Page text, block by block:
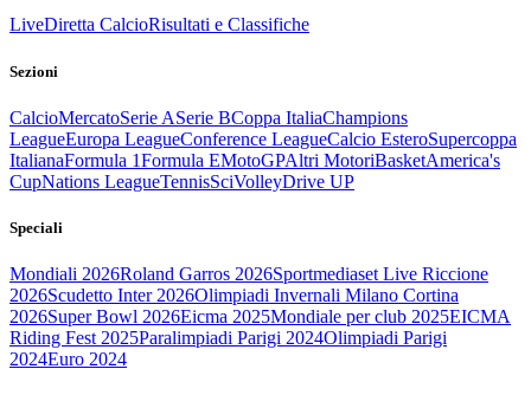
LiveDiretta CalcioRisultati e Classifiche
Sezioni
CalcioMercatoSerie ASerie BCoppa ItaliaChampions
LeagueEuropa LeagueConference LeagueCalcio EsteroSupercoppa
ItalianaFormula 1Formula EMotoGPAltri MotoriBasketAmerica's
CupNations LeagueTennisSciVolleyDrive UP
Speciali
Mondiali 2026Roland Garros 2026Sportmediaset Live Riccione
2026Scudetto Inter 2026Olimpiadi Invernali Milano Cortina
2026Super Bowl 2026Eicma 2025Mondiale per club 2025EICMA
Riding Fest 2025Paralimpiadi Parigi 2024Olimpiadi Parigi
2024Euro 2024